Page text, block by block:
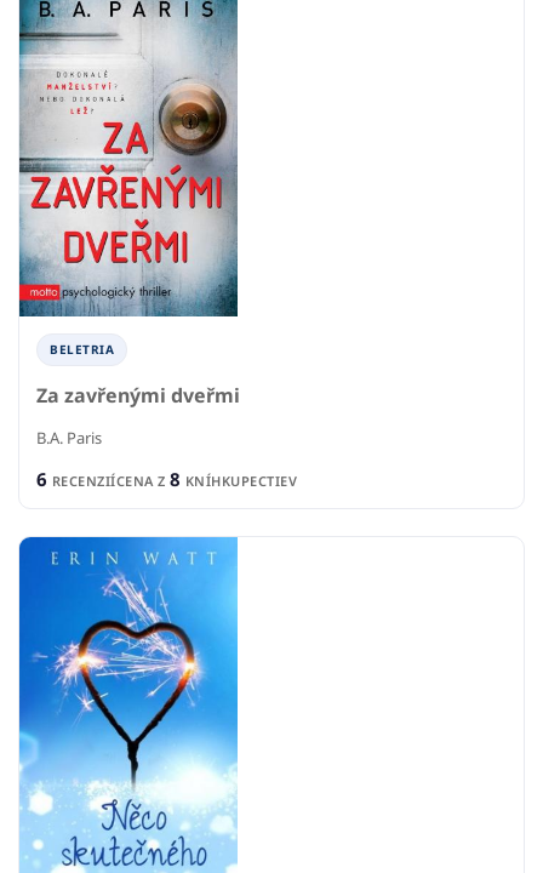
BELETRIA
Za zavřenými dveřmi
B.A. Paris
6 RECENZIÍCENA Z 8 KNÍHKUPECTIEV